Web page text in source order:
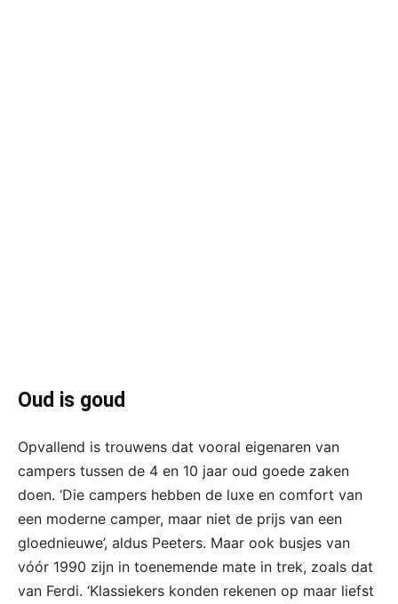
Oud is goud
Opvallend is trouwens dat vooral eigenaren van
campers tussen de 4 en 10 jaar oud goede zaken
doen. ‘Die campers hebben de luxe en comfort van
een moderne camper, maar niet de prijs van een
gloednieuwe’, aldus Peeters. Maar ook busjes van
vóór 1990 zijn in toenemende mate in trek, zoals dat
van Ferdi. ‘Klassiekers konden rekenen op maar liefst